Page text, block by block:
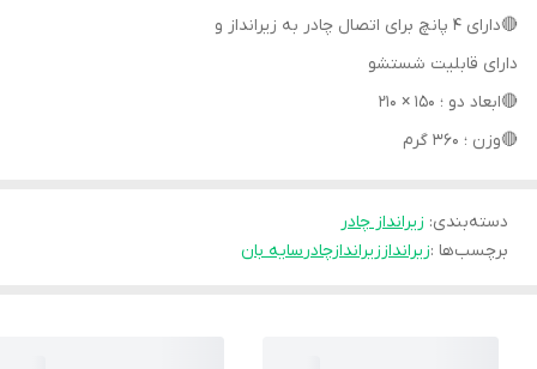
🔴دارای 4 پانچ برای اتصال چادر به زیرانداز و
دارای قابلیت شستشو
🔴ابعاد دو ؛ 150 × 210
🔴وزن ؛ 360 گرم
دسته‌بندی: زیرانداز چادر
برچسب‌ها :زیرانداز زیراندازچادر سایه بان